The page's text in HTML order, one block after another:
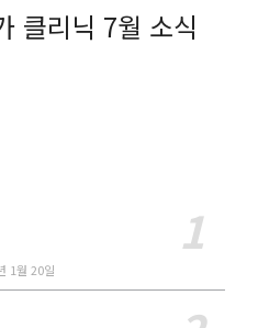
클리닉 7월 소식
1월 20일